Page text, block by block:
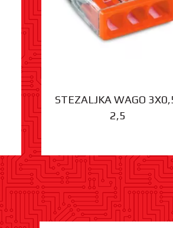
STEZALJKA WAGO
2,5